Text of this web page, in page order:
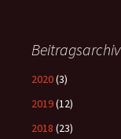
Beitragsarchiv
2020(3)
2019(12)
2018 (23)